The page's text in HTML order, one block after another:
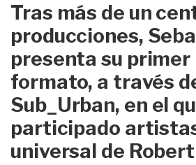
Tras más de un
producciones,
presenta su primer
formato, a través
Sub_Urban, en el
participado
universal de